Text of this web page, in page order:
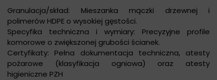
Granulacja/skład: Mieszanka mączki drzewnej i
polimerów HDPE o wysokiej gęstości.
Specyfika techniczna i wymiary: Precyzyjne profile
komorowe o zwiększonej grubości ścianek.
Certyfikaty: Pełna dokumentacja techniczna, atesty
pożarowe (klasyfikacja ogniowa) oraz atesty
higieniczne PZH